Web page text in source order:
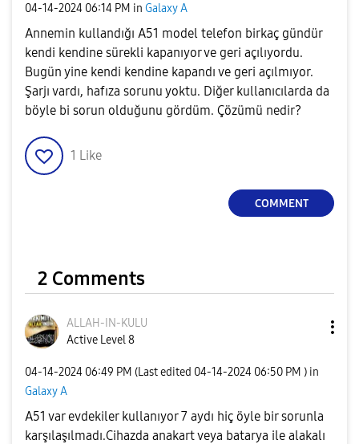
‎04-14-2024 06:14 PM in Galaxy A
Annemin kullandığı A51 model telefon birkaç gündür
kendi kendine sürekli kapanıyor ve geri açılıyordu.
Bugün yine kendi kendine kapandı ve geri açılmıyor.
Şarjı vardı, hafıza sorunu yoktu. Diğer kullanıcılarda da
böyle bi sorun olduğunu gördüm. Çözümü nedir?
1 Like
COMMENT
2 Comments
ALLAH-IN-KULU
Active Level 8
‎04-14-2024 06:49 PM (Last edited ‎04-14-2024 06:50 PM ) in
Galaxy A
A51 var evdekiler kullanıyor 7 aydı hiç öyle bir sorunla
karşılaşılmadı.Cihazda anakart veya batarya ile alakalı